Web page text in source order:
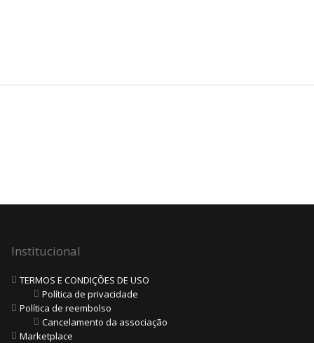
Institucional
TERMOS E CONDIÇÕES DE USO
Política de privacidade
Política de reembolso
Cancelamento da associação
Marketplace